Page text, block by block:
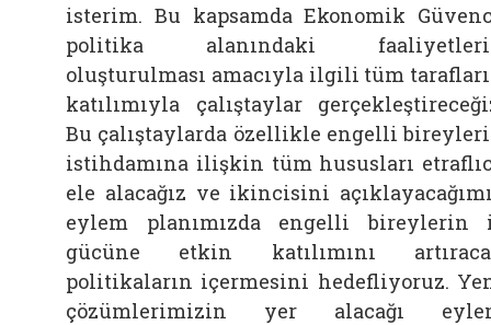
isterim. Bu kapsamda Ekonomik
politika alanındaki
oluşturulması amacıyla ilgili tüm
katılımıyla çalıştaylar
Bu çalıştaylarda özellikle engelli
istihdamına ilişkin tüm hususları
ele alacağız ve ikincisini
eylem planımızda engelli bireylerin
gücüne etkin katılımını
politikaların içermesini hedefliyoruz.
çözümlerimizin yer alacağı